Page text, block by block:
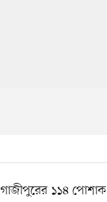
গাজীপুরের ১১৪ পোশাক